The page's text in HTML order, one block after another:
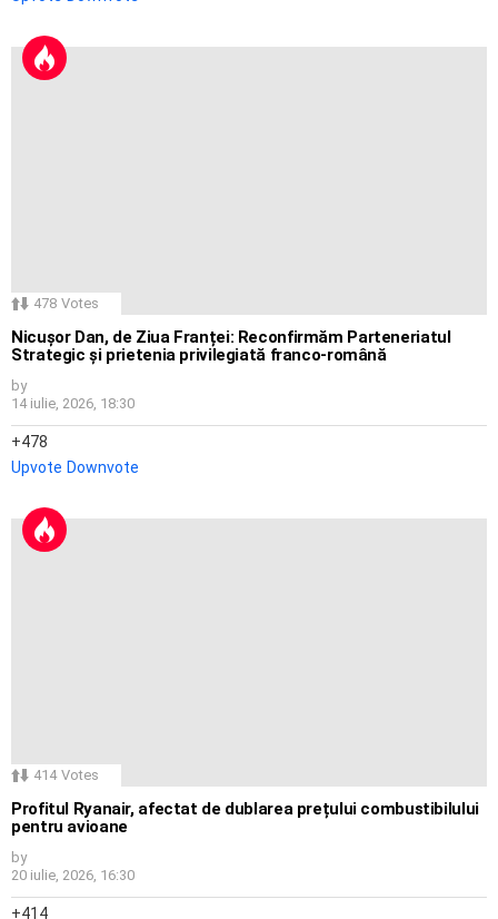
478 Votes
Nicușor Dan, de Ziua Franței: Reconfirmăm Parteneriatul
Strategic și prietenia privilegiată franco-română
by
14 iulie, 2026, 18:30
478
Upvote Downvote
414 Votes
Profitul Ryanair, afectat de dublarea prețului combustibilului
pentru avioane
by
20 iulie, 2026, 16:30
414